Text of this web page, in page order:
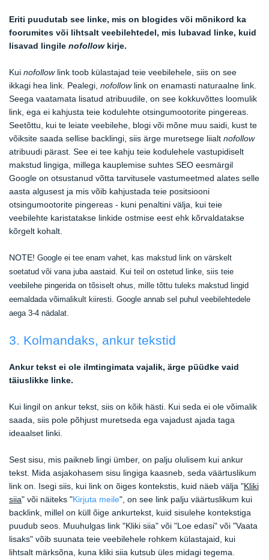
Eriti puudutab see linke, mis on blogides või mõnikord ka
foorumites või lihtsalt veebilehtedel, mis lubavad linke, kuid
lisavad lingile nofollowkirje.
Kui nofollowlink toob külastajad teie veebilehele, siis on see
ikkagi hea link. Pealegi, nofollowlink on enamasti naturaalne link.
Seega vaatamata lisatud atribuudile, on see kokkuvõttes loomulik
link, ega ei kahjusta teie kodulehte otsingumootorite pingereas.
Seetõttu, kui te leiate veebilehe, blogi või mõne muu saidi, kust te
võiksite saada sellise backlingi, siis ärge muretsege liialt nofollow
atribuudi pärast. See ei tee kahju teie kodulehele vastupidiselt
makstud lingiga, millega kauplemise suhtes SEO eesmärgil
Google on otsustanud võtta tarvitusele vastumeetmed alates selle
aasta algusest ja mis võib kahjustada teie positsiooni
otsingumootorite pingereas - kuni penaltini välja, kui teie
veebilehte karistatakse linkide ostmise eest ehk kõrvaldatakse
kõrgelt kohalt.
NOTE! Google ei tee enam vahet, kas makstud link on värskelt
soetatud või vana juba aastaid. Kui teil on ostetud linke, siis teie
veebilehe pingerida on tõsiselt ohus, mille tõttu tuleks makstud lingid
eemaldada võimalikult kiiresti. Google annab sel puhul veebilehtedele
aega 3-4 nädalat.
3. Kolmandaks, ankur tekstid
Ankur tekst ei ole ilmtingimata vajalik, ärge püüdke vaid
täiuslikke linke.
Kui lingil on ankur tekst, siis on kõik hästi. Kui seda ei ole võimalik
saada, siis pole põhjust muretseda ega vajadust ajada taga
ideaalset linki.
Sest sisu, mis paikneb lingi ümber, on palju olulisem kui ankur
tekst. Mida asjakohasem sisu lingiga kaasneb, seda väärtuslikum
link on. Isegi siis, kui link on õiges kontekstis, kuid näeb välja "Kliki
siia" või näiteks "Kirjuta meile", on see link palju väärtuslikum kui
backlink, millel on küll õige ankurtekst, kuid sisulehe kontekstiga
puudub seos. Muuhulgas link "Kliki siia" või "Loe edasi" või "Vaata
lisaks" võib suunata teie veebilehele rohkem külastajaid, kui
lihtsalt märksõna, kuna kliki siia kutsub üles midagi tegema.